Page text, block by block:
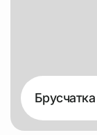
Брусчатка